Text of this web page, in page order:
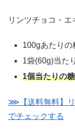
リンツチョコ・エ
100gあたりの
1袋(60g)当た
1個当たりの
⋙【送料無料】リ
でチェックする